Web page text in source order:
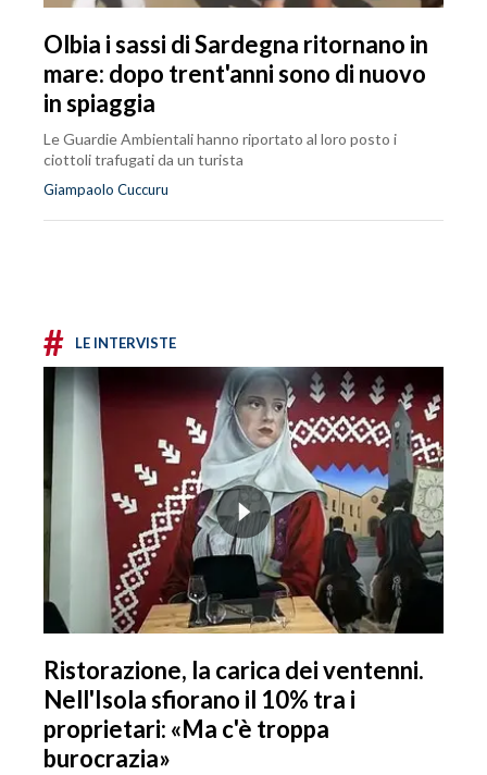
Olbia i sassi di Sardegna ritornano in
mare: dopo trent'anni sono di nuovo
in spiaggia
Le Guardie Ambientali hanno riportato al loro posto i
ciottoli trafugati da un turista
Giampaolo Cuccuru
# LE INTERVISTE
Ristorazione, la carica dei ventenni.
Nell'Isola sfiorano il 10% tra i
proprietari: «Ma c'è troppa
burocrazia»